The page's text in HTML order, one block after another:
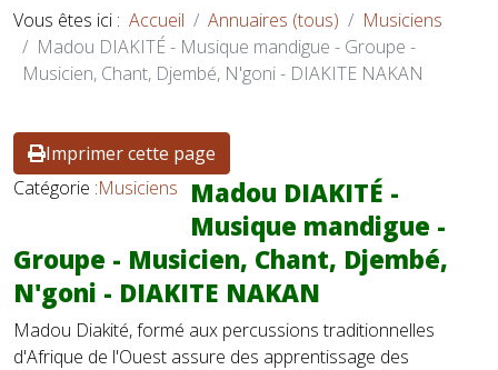
Vous êtes ici : Accueil Annuaires (tous)
Musiciens
Madou DIAKITÉ - Musique mandigue - Groupe -
Musicien, Chant, Djembé, N'goni - DIAKITE NAKAN
Imprimer cette page
Catégorie :Musiciens
Madou DIAKITÉ -
Musique mandigue -
Groupe - Musicien, Chant, Djembé,
N'goni - DIAKITE NAKAN
Madou Diakité, formé aux percussions traditionnelles
d'Afrique de l'Ouest assure des apprentissage des